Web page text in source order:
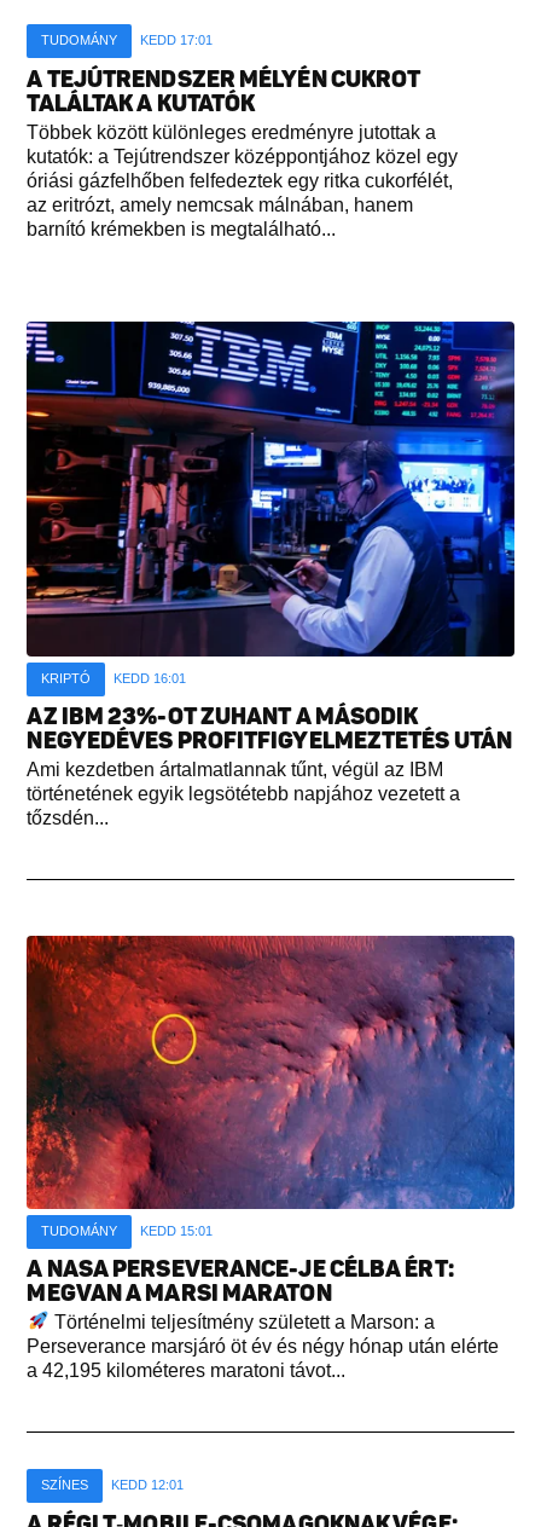
TUDOMÁNY KEDD 17:01
A TEJÚTRENDSZER MÉLYÉN CUKROT
TALÁLTAK A KUTATÓK
Többek között különleges eredményre jutottak a
kutatók: a Tejútrendszer középpontjához közel egy
óriási gázfelhőben felfedeztek egy ritka cukorfélét,
az eritrózt, amely nemcsak málnában, hanem
barnító krémekben is megtalálható...
KRIPTÓ KEDD 16:01
AZ IBM 23%-OT ZUHANT A MÁSODIK
NEGYEDÉVES PROFITFIGYELMEZTETÉS UTÁN
Ami kezdetben ártalmatlannak tűnt, végül az IBM
történetének egyik legsötétebb napjához vezetett a
tőzsdén...
TUDOMÁNY KEDD 15:01
A NASA PERSEVERANCE-JE CÉLBA ÉRT:
MEGVAN A MARSI MARATON
Történelmi teljesítmény született a Marson: a
Perseverance marsjáró öt év és négy hónap után elérte
a 42,195 kilométeres maratoni távot...
SZÍNES KEDD 12:01